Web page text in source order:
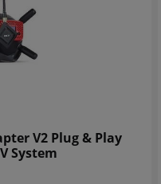
V2 Plug & Play
System